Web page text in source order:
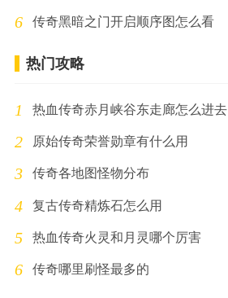
6 传奇黑暗之门开启顺序图怎么看
热门攻略
1 热血传奇赤月峡谷东走廊怎么进去
2 原始传奇荣誉勋章有什么用
3 传奇各地图怪物分布
4 复古传奇精炼石怎么用
5 热血传奇火灵和月灵哪个厉害
6 传奇哪里刷怪最多的